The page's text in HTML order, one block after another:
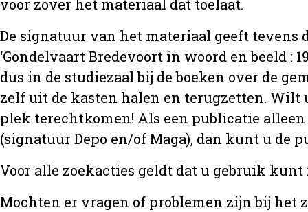
voor zover het materiaal dat toelaat.
De signatuur van het materiaal geeft tevens
‘Gondelvaart Bredevoort in woord en beeld :
dus in de studiezaal bij de boeken over de
zelf uit de kasten halen en terugzetten. Wilt
plek terechtkomen! Als een publicatie
(signatuur Depo en/of Maga), dan kunt u de
Voor alle zoekacties geldt dat u gebruik
Mochten er vragen of problemen zijn bij het